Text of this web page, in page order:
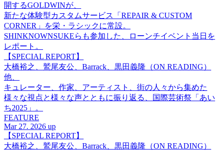
開するGOLDWINが、
新たな体験型カスタムサービス「REPAIR & CUSTOM
CORNER」を栄・ラシックに常設。
SHINKNOWNSUKEらも参加した、ローンチイベント当日を
レポート。
【SPECIAL REPORT】
大橋裕之、鷲尾友公、Barrack、黒田義隆（ON READING）
他、
キュレーター、作家、アーティスト、街の人々から集めた
様々な視点と様々な声とともに振り返る、国際芸術祭「あい
ち2025」。
FEATURE
Mar 27. 2026 up
【SPECIAL REPORT】
大橋裕之、鷲尾友公、Barrack、黒田義隆（ON READING）